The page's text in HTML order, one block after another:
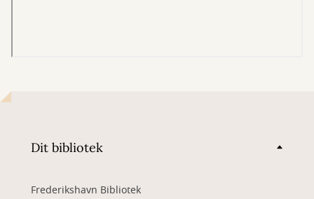
Dit bibliotek
Frederikshavn Bibliotek